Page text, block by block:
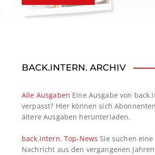
BACK.INTERN. ARCHIV
Alle Ausgaben Eine Ausgabe von
verpasst? Hier können sich Abonnenten
ältere Ausgaben herunterladen.
back.intern. Top-News Sie suchen eine
Nachricht aus den vergangenen